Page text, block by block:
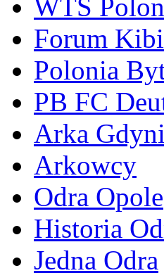
WTS
Forum
Polonia
PB FC
Arka
Arkowcy
Odra Opole
Historia
Jedna Odra